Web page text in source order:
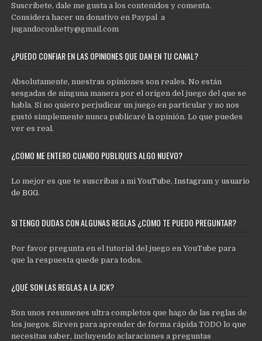
Suscríbete, dale me gusta a los contenidos y comenta.
Considera hacer un donativo en Paypal a
jugandoconketty@gmail.com
¿PUEDO CONFIAR EN LAS OPINIONES QUE DAN EN TU CANAL?
Absolutamente, nuestras opiniones son reales. No están
sesgadas de ninguna manera por el origen del juego del que se
habla. Si no quiero perjudicar un juego en particular y no nos
gustó simplemente nunca publicaré la opinión. Lo que puedes
ver es real.
¿CÓMO ME ENTERO CUANDO PUBLIQUES ALGO NUEVO?
Lo mejor es que te suscribas a miYouTube,Instagram y usuario
de BGG.
SI TENGO DUDAS CON ALGUNAS REGLAS ¿CÓMO TE PUEDO PREGUNTAR?
Por favor pregunta en el tutorial del juego en YouTube para
que la respuesta quede para todos.
¿QUÉ SON LAS REGLAS A LA JCK?
Son unos resumenes ultra completos que hago de las reglas de
los juegos. Sirven para aprender de forma rápida TODO lo que
necesitas saber, incluyendo aclaraciones a preguntas